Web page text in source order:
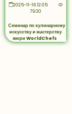
2025-11-16 12:05
7930
Семинар по кулинарному
искусству и мастерству
жюри WorldChefs